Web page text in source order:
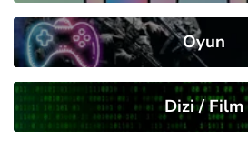
Oyun
Dizi / Film